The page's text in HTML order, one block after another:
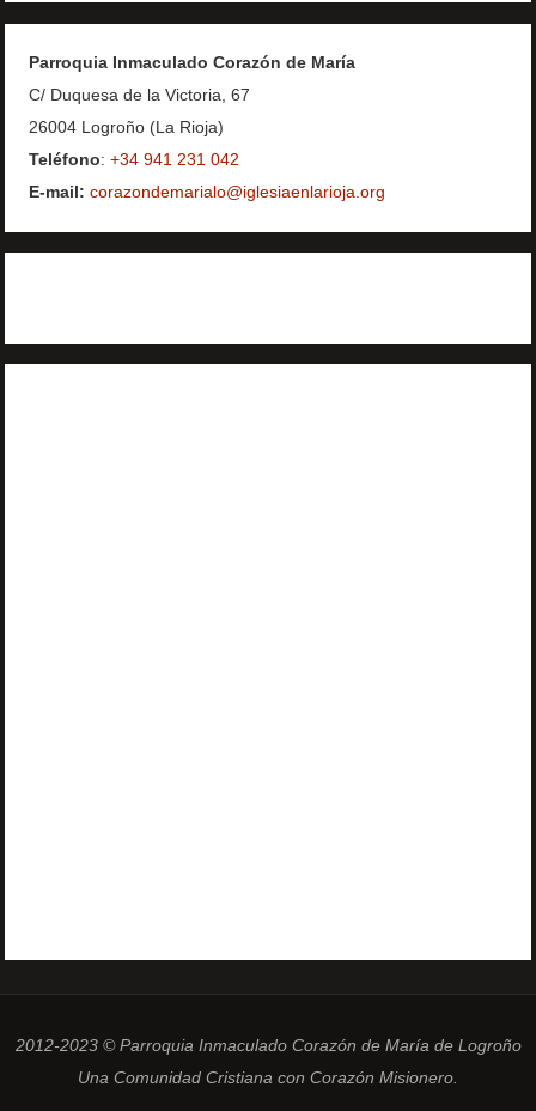
Parroquia Inmaculado Corazón de María
C/ Duquesa de la Victoria, 67
26004 Logroño (La Rioja)
Teléfono:+34 941 231 042
E-mail: corazondemarialo@iglesiaenlarioja.org
2012-2023 © Parroquia Inmaculado Corazón de María de Logroño
Una Comunidad Cristiana con Corazón Misionero.